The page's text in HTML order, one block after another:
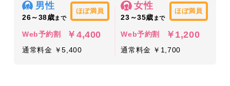
男性
26～38歳まで
ほぼ満員
Web予約割 ￥4,400
通常料金 ￥5,400
女性
23～35歳 まで
ほぼ満員
Web予約割 ￥1,200
通常料金 ￥1,700